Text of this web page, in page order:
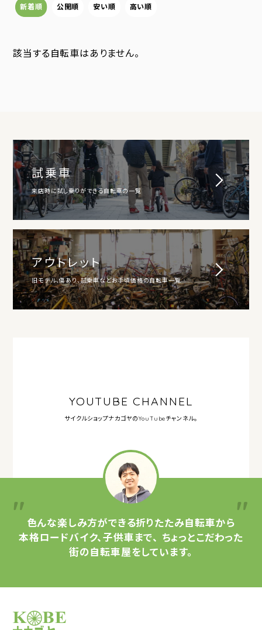
新着順 公開順 安い順 高い順
該当する自転車はありません。
試乗車
来店時に試し乗りができる自転車の一覧
アウトレット
旧モデル、傷あり、試乗車などお手頃価格の自転車一覧
YOUTUBE CHANNEL
サイクルショップナカゴヤのYouTubeチャンネル。
色んな楽しみ方ができる折りたたみ自転車から
本格ロードバイク、子供車まで、 ちょっとこだわった
街の自転車屋をしています。
サイクルショップナカゴヤ